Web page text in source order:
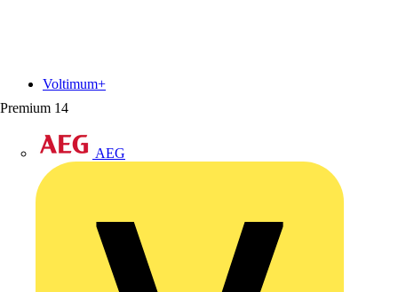
Premium 14
AEG
Voltimum+